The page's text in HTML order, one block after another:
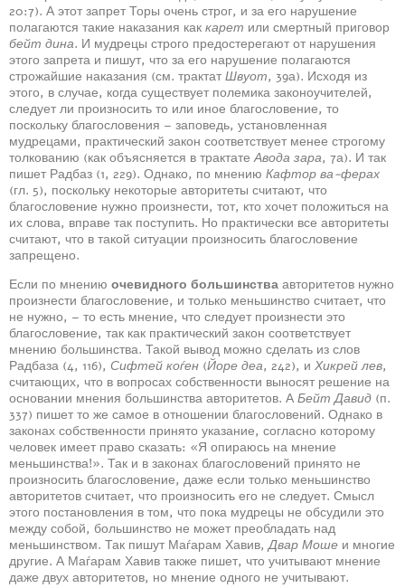
20:7). А этот запрет Торы очень строг, и за его нарушение
полагаются такие наказания как карет или смертный приговор
бейт дина. И мудрецы строго предостерегают от нарушения
этого запрета и пишут, что за его нарушение полагаются
строжайшие наказания (см. трактат Швуот, 39а). Исходя из
этого, в случае, когда существует полемика законоучителей,
следует ли произносить то или иное благословение, то
поскольку благословения – заповедь, установленная
мудрецами, практический закон соответствует менее строгому
толкованию (как объясняется в трактатеАвода зара, 7а). И так
пишет Радбаз (1, 229). Однако, по мнению Кафтор ва-ферах
(гл. 5), поскольку некоторые авторитеты считают, что
благословение нужно произнести, тот, кто хочет положиться на
их слова, вправе так поступить. Но практически все авторитеты
считают, что в такой ситуации произносить благословение
запрещено.
Если по мнению очевидного большинства авторитетов нужно
произнести благословение, и только меньшинство считает, что
не нужно, – то есть мнение, что следует произнести это
благословение, так как практический закон соответствует
мнению большинства. Такой вывод можно сделать из слов
Радбаза (4, 116), Сифтей коѓен (Йоре деа, 242), и Хикрей лев,
считающих, что в вопросах собственности выносят решение на
основании мнения большинства авторитетов. А Бейт Давид (п.
337) пишет то же самое в отношении благословений. Однако в
законах собственности принято указание, согласно которому
человек имеет право сказать: «Я опираюсь на мнение
меньшинства!». Так и в законах благословений принято не
произносить благословение, даже если только меньшинство
авторитетов считает, что произносить его не следует. Смысл
этого постановления в том, что пока мудрецы не обсудили это
между собой, большинство не может преобладать над
меньшинством. Так пишут Маѓарам Хавив,Двар Моше и многие
другие. А Маѓарам Хавив также пишет, что учитывают мнение
даже двух авторитетов, но мнение одного не учитывают.